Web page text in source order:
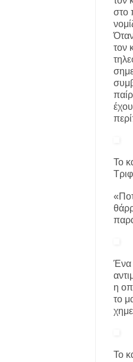
στο
τον
Το
Ένα
η
το
Το